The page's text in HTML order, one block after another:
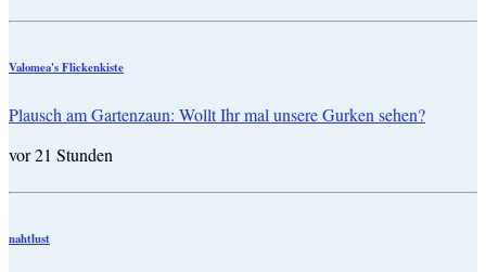
Valomea's Flickenkiste
Plausch am Gartenzaun: Wollt Ihr mal unsere Gurken sehen?
vor 21 Stunden
nahtlust